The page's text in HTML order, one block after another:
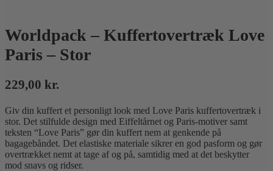
Worldpack – Kuffertovertræk Love
Paris – Stor
229,00 kr.
Giv din kuffert et personligt look med Love Paris kuffertovertræk i
stor. Det stilfulde design med Eiffeltårnet og Paris-motiver samt
teksten “Love Paris” gør din kuffert nem at genkende på
bagagebåndet. Det elastiske materiale sikrer en god pasform og gør
overtrækket nemt at tage af og på, samtidig med at det beskytter
mod snavs og ridser.